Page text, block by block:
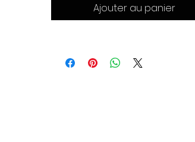
Ajouter au panier